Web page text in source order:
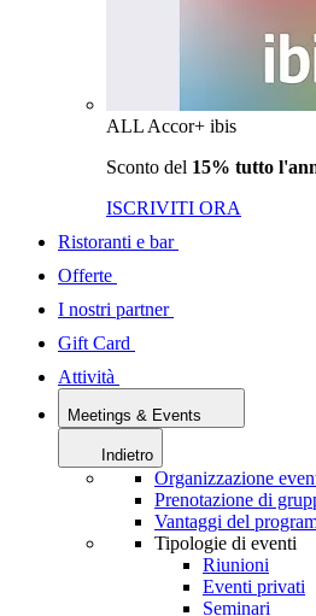
ALL Accor+ ibis
Sconto del 15% tutto
ISCRIVITI ORA
Ristoranti e bar
Offerte
I nostri partner
Gift Card
Attività
Meetings & Events
Indietro
Organizzazione
Prenotazione di
Vantaggi del
Tipologie di eventi
Riunioni
Eventi privati
Seminari